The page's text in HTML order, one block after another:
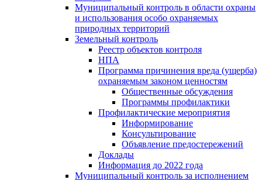
Муниципальный контроль в области охраны
и использования особо охраняемых
природных территорий
Земельный контроль
Реестр объектов контроля
НПА
Программа причинения вреда (ущерба)
охраняемым законом ценностям
Общественные обсуждения
Программы профилактики
Профилактические мероприятия
Информирование
Консультирование
Объявление предостережений
Доклады
Информация до 2022 года
Муниципальный контроль за исполнением